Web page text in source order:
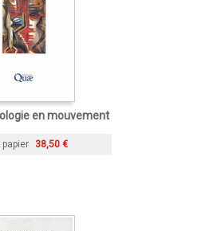
en mouvement
papier 38,50 €